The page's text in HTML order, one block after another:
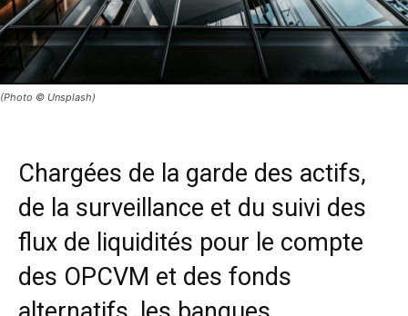
(Photo © Unsplash)
Chargées de la garde des actifs,
de la surveillance et du suivi des
flux de liquidités pour le compte
des OPCVM et des fonds